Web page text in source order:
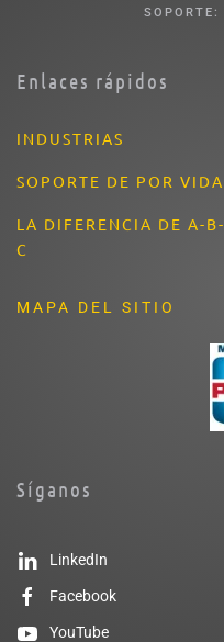
SOPORTE:
Enlaces rápidos
INDUSTRIAS
SOPORTE DE POR VIDA
LA DIFERENCIA DE A-B-
C
MAPA DEL SITIO
Síganos
LinkedIn
Facebook
YouTube